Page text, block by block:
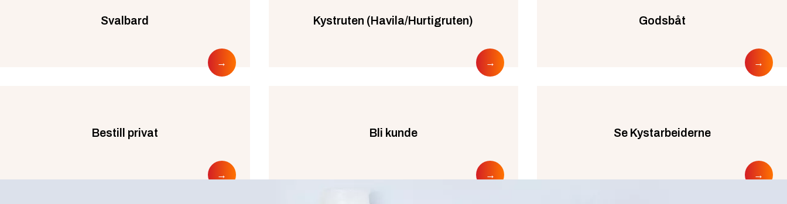
Svalbard Kystruten (Havila/Hurtigruten) Godsbåt
Bestill privat Bli kunde Se Kystarbeiderne